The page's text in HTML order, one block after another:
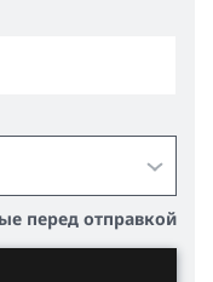
перед отправкой